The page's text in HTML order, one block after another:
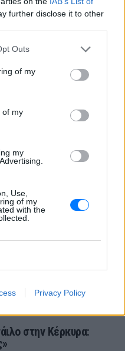
further disclose it to other
Outs
of my
of my
my
Use,
of my
with the
Privacy Policy
της διακοπές στο «νησί
μπικίνι ‑ δείτε
νοσοκομείο με ορούς
έπαθε τροφική
και μοιράστηκε με τους
στο Instagram τις δύσκολες
στην Κέρκυρα: